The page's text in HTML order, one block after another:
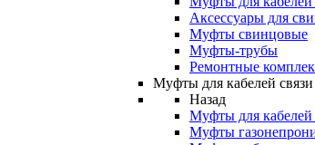
Аксессуары для
Муфты свинцовые
Муфты-трубы
Ремонтные
Муфты для кабелей
Назад
Муфты для
Муфты